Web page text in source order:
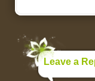
Leave a